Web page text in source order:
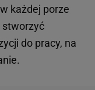
każdej porze
stworzyć
do pracy, na